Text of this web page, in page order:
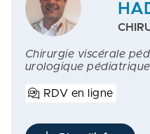
Chirurgie viscérale
urologique pédiatrique
RDV en ligne